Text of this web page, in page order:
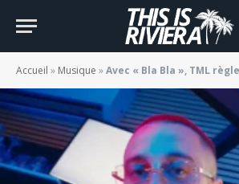
Accueil » Musique »Avec « Bla Bla », TML règle